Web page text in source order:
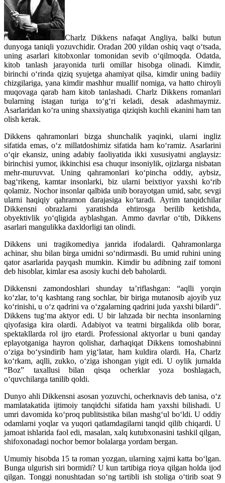
Charlz Dikkens nafaqat Angliya, balki butun
dunyoga taniqli yozuvchidir. Oradan 200 yildan oshiq vaqt o‘tsada,
uning asarlari kitobxonlar tomonidan sevib o‘qilmoqda. Odatda,
kitob tanlash jarayonida turli omillar hisobga olinadi. Kimdir,
birinchi o‘rinda qiziq syujetga ahamiyat qilsa, kimdir uning badiiy
chizgilariga, yana kimdir mashhur muallif nomiga, va hatto chiroyli
muqovaga qarab ham kitob tanlashadi. Charlz Dikkens romanlari
bularning istagan turiga to‘g‘ri keladi, desak adashmaymiz.
Asarlaridan ko‘ra uning shaxsiyatiga qiziqish kuchli ekanini ham tan
olish kerak.
Dikkens qahramonlari bizga shunchalik yaqinki, ularni ingliz
sifatida emas, o‘z millatdoshimiz sifatida ham ko‘ramiz. Asarlarini
o‘qir ekansiz, uning adabiy faoliyatida ikki xususiyatni anglaysiz:
birinchisi yumor, ikkinchisi esa chuqur insoniylik, ojizlarga nisbatan
mehr-muruvvat. Uning qahramonlari ko‘pincha oddiy, aybsiz,
bag‘rikeng, kamtar insonlarki, biz ularni beixtiyor yaxshi ko‘rib
qolamiz. Nochor insonlar qalbida unib borayotgan umid, sabr, sevgi
ularni haqiqiy qahramon darajasiga ko‘taradi. Ayrim tanqidchilar
Dikkensni obrazlarni yaratishda ehtirosga berilib ketishda,
obyektivlik yo‘qligida ayblashgan. Ammo davrlar o‘tib, Dikkens
asarlari mangulikka daxldorligi tan olindi.
Dikkens uni tragikomediya janrida ifodalardi. Qahramonlarga
achinar, shu bilan birga umidni so‘ndirmasdi. Bu umid ruhini uning
qator asarlarida payqash mumkin. Kimdir bu adibning zaif tomoni
deb hisoblar, kimlar esa asosiy kuchi deb baholardi.
Dikkensni zamondoshlari shunday ta’riflashgan: “aqlli yorqin
ko‘zlar, to‘q kashtang rang sochlar, bir biriga mutanosib ajoyib yuz
ko‘rinishi, u o‘z qadrini va o‘zgalarning qadrini juda yaxshi bilardi”.
Dikkens tug‘ma aktyor edi. U bir lahzada bir nechta insonlarning
qiyofasiga kira olardi. Adabiyot va teatrni birgalikda olib borar,
spektakllarda rol ijro etardi. Professional aktyorlar u buni qanday
eplayotganiga hayron qolishar, darhaqiqat Dikkens tomoshabinni
o‘ziga bo‘ysindirib ham yig‘latar, ham kuldira olardi. Ha, Charlz
ko‘rkam, aqlli, zukko, o‘ziga ishongan yigit edi. U oylik jurnalda
“Boz” taxallusi bilan qisqa ocherklar yoza boshlagach,
o‘quvchilarga tanilib qoldi.
Dunyo ahli Dikkensni asosan yozuvchi, ocherknavis deb tanisa, o‘z
mamlatakatida ijtimoiy tanqidchi sifatida ham yaxshi bilishadi. U
umri davomida ko‘proq publitsistika bilan mashg‘ul bo‘ldi. U oddiy
odamlarni yoqlar va yuqori qatlamdagilarni tanqid qilib chiqardi. U
jamoat ishlarida faol edi, masalan, xalq kutubxonasini tashkil qilgan,
shifoxonadagi nochor bemor bolalarga yordam bergan.
Umumiy hisobda 15 ta roman yozgan, ularning xajmi katta bo‘lgan.
Bunga ulgurish siri bormidi? U kun tartibiga rioya qilgan holda ijod
qilgan. Tonggi nonushtadan so‘ng tartibli ish stoliga o‘tirib soat 9